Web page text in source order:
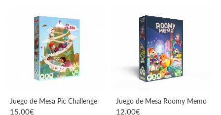
Juego de Mesa Pic Challenge
15.00€
Juego de Mesa Roomy Memo
12.00€